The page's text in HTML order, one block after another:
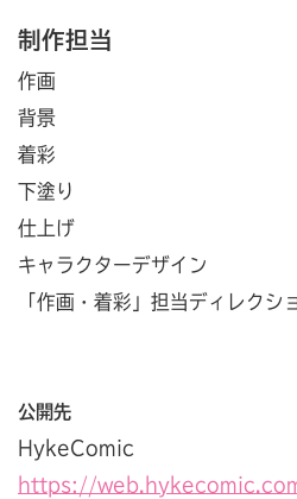
制作担当
作画
背景
着彩
下塗り
仕上げ
キャラクターデザイン
「作画・着彩」担当ディレクシ
公開先
HykeComic
https://